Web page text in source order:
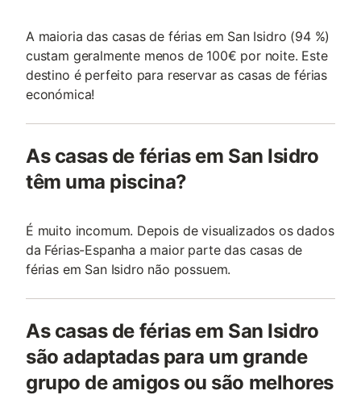
A maioria das casas de férias em San Isidro (94 %)
custam geralmente menos de 100€ por noite. Este
destino é perfeito para reservar as casas de férias
económica!
As casas de férias em San Isidro
têm uma piscina?
É muito incomum. Depois de visualizados os dados
da Férias-Espanha a maior parte das casas de
férias em San Isidro não possuem.
As casas de férias em San Isidro
são adaptadas para um grande
grupo de amigos ou são melhores